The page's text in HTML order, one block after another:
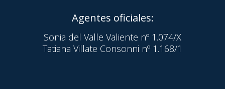
Agentes oficiales:
Sonia del Valle Valiente nº 1.074/X
Tatiana Villate Consonni nº 1.168/1